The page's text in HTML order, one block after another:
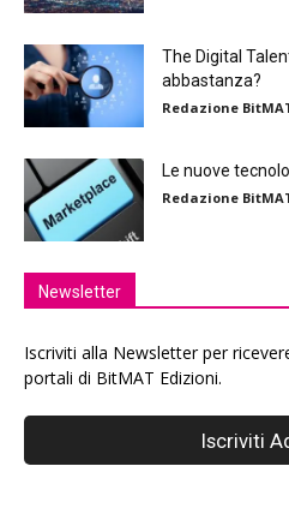
The Digital
abbastanza?
Redazione
Le nuove
Redazione
Newsletter
Iscriviti alla Newsletter per
portali di BitMAT Edizioni.